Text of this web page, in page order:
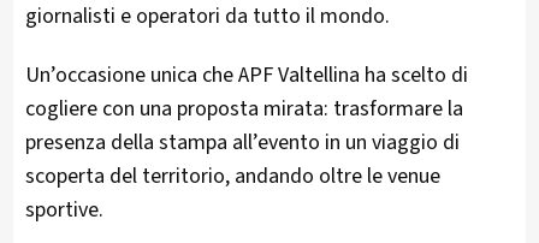
giornalisti e operatori da tutto il mondo.
Un’occasione unica che APF Valtellina ha scelto di
cogliere con una proposta mirata: trasformare la
presenza della stampa all’evento in un viaggio di
scoperta del territorio, andando oltre le venue
sportive.